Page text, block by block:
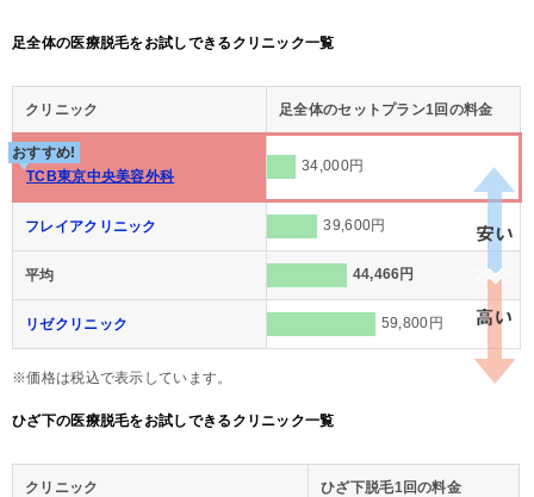
足全体の医療脱毛をお試しできるクリニック一覧
クリニック 足全体のセットプラン1回の料金
おすすめ!
TCB東京中央美容外科
34,000円
フレイアクリニック 39,600円
平均 44,466円
リゼクリニック 59,800円
※価格は税込で表示しています。
ひざ下の医療脱毛をお試しできるクリニック一覧
クリニック ひざ下脱毛1回の料金